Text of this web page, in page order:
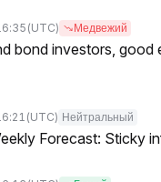
(UTC) Медвежий
bond investors, good
(UTC) Нейтральный
Forecast: Sticky